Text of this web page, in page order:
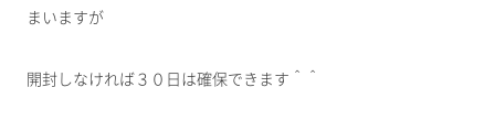
まいますが
開封しなければ３０日は確保できます＾＾